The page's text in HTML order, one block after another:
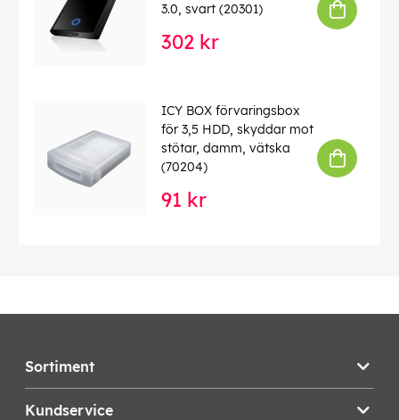
3.0, svart (20301)
302 kr
ICY BOX förvaringsbox
för 3,5 HDD, skyddar mot
stötar, damm, vätska
(70204)
91 kr
Sortiment
Kundservice